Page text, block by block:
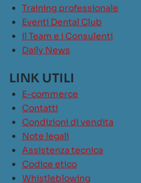
Training professionale
Eventi Dental Club
Il Team e i Consulenti
Daily News
LINK UTILI
E-commerce
Contatti
Condizioni di vendita
Note legali
Assistenza tecnica
Codice etico
Whistleblowing